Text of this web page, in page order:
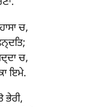
ਚ,
ਚ,
ਇਮੇ.
ਭੇਰੀ,